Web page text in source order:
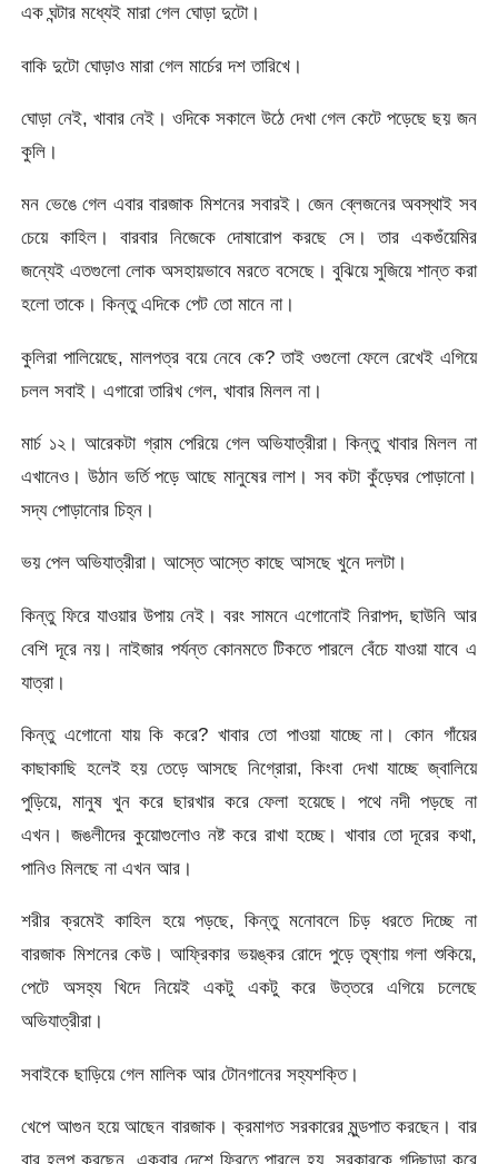
এক ঘন্টার মধ্যেই মারা গেল ঘোড়া দুটো।
বাকি দুটো ঘোড়াও মারা গেল মার্চের দশ তারিখে।
ঘোড়া নেই, খাবার নেই। ওদিকে সকালে উঠে দেখা গেল কেটে পড়েছে ছয় জন
কুলি।
মন ভেঙে গেল এবার বারজাক মিশনের সবারই। জেন ব্লেজনের অবস্থাই সব
চেয়ে কাহিল। বারবার নিজেকে দোষারোপ করছে সে। তার একগুঁয়েমির
জন্যেই এতগুলো লোক অসহায়ভাবে মরতে বসেছে। বুঝিয়ে সুজিয়ে শান্ত করা
হলো তাকে। কিন্তু এদিকে পেট তো মানে না।
কুলিরা পালিয়েছে, মালপত্র বয়ে নেবে কে? তাই ওগুলো ফেলে রেখেই এগিয়ে
চলল সবাই। এগারো তারিখ গেল, খাবার মিলল না।
মার্চ ১২। আরেকটা গ্রাম পেরিয়ে গেল অভিযাত্রীরা। কিন্তু খাবার মিলল না
এখানেও। উঠান ভর্তি পড়ে আছে মানুষের লাশ। সব কটা কুঁড়েঘর পোড়ানো।
সদ্য পোড়ানোর চিহ্ন।
ভয় পেল অভিযাত্রীরা। আস্তে আস্তে কাছে আসছে খুনে দলটা।
কিন্তু ফিরে যাওয়ার উপায় নেই। বরং সামনে এগোনোই নিরাপদ, ছাউনি আর
বেশি দূরে নয়। নাইজার পর্যন্ত কোনমতে টিকতে পারলে বেঁচে যাওয়া যাবে এ
যাত্রা।
কিন্তু এগোনো যায় কি করে? খাবার তো পাওয়া যাচ্ছে না। কোন গাঁয়ের
কাছাকাছি হলেই হয় তেড়ে আসছে নিগ্রোরা, কিংবা দেখা যাচ্ছে জ্বালিয়ে
পুড়িয়ে, মানুষ খুন করে ছারখার করে ফেলা হয়েছে। পথে নদী পড়ছে না
এখন। জঙলীদের কুয়োগুলোও নষ্ট করে রাখা হচ্ছে। খাবার তো দূরের কথা,
পানিও মিলছে না এখন আর।
শরীর ক্রমেই কাহিল হয়ে পড়ছে, কিন্তু মনোবলে চিড় ধরতে দিচ্ছে না
বারজাক মিশনের কেউ। আফ্রিকার ভয়ঙ্কর রোদে পুড়ে তৃষ্ণায় গলা শুকিয়ে,
পেটে অসহ্য খিদে নিয়েই একটু একটু করে উত্তরে এগিয়ে চলেছে
অভিযাত্রীরা।
সবাইকে ছাড়িয়ে গেল মালিক আর টোনগানের সহ্যশক্তি।
খেপে আগুন হয়ে আছেন বারজাক। ক্রমাগত সরকারের মুন্ডপাত করছেন। বার
বার হলপ করছেন, একবার দেশে ফিরতে পারলে হয়, সরকারকে গদিছাড়া করে